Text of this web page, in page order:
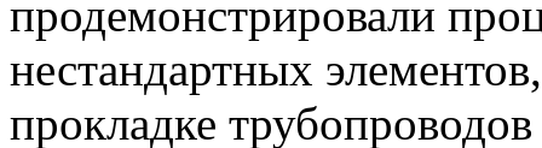
продемонстрировали
нестандартных
прокладке